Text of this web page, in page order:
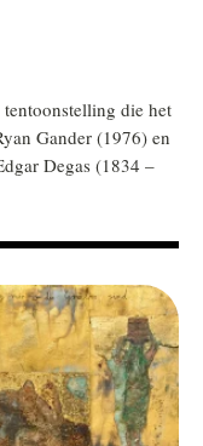
tentoonstelling die het
Gander (1976) en
Degas (1834 –